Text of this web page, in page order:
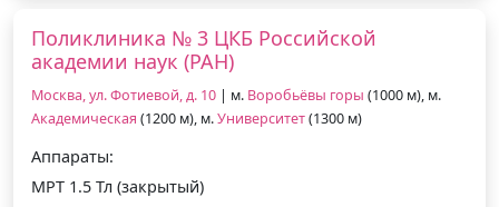
Поликлиника № 3 ЦКБ Российской
академии наук (РАН)
Москва, ул. Фотиевой, д. 10 | м. Воробьёвы горы (1000 м), м.
Академическая (1200 м), м.Университет(1300 м)
Аппараты:
МРТ 1.5 Тл (закрытый)